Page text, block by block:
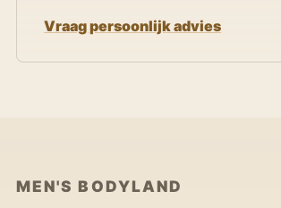
Vraag persoonlijk advies
MEN'S BODYLAND